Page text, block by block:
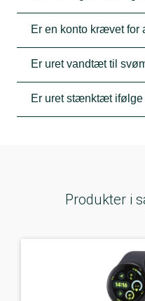
Er en konto krævet for
Er uret vandtæt til
Er uret stænktæt ifølge
Produkter i